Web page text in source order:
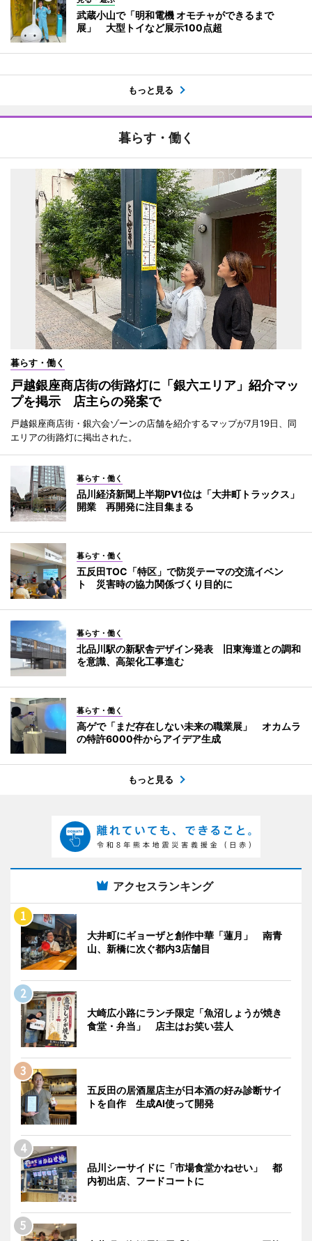
武蔵小山で「明和電機 オモチャができるまで
展」 大型トイなど展示100点超
もっと見る
暮らす・働く
暮らす・働く
戸越銀座商店街の街路灯に「銀六エリア」紹介マッ
プを掲示 店主らの発案で
戸越銀座商店街・銀六会ゾーンの店舗を紹介するマップが7月19日、同
エリアの街路灯に掲出された。
暮らす・働く
品川経済新聞上半期PV1位は「大井町トラックス」
開業 再開発に注目集まる
暮らす・働く
五反田TOC「特区」で防災テーマの交流イベン
ト 災害時の協力関係づくり目的に
暮らす・働く
北品川駅の新駅舎デザイン発表 旧東海道との調和
を意識、高架化工事進む
暮らす・働く
高ゲで「まだ存在しない未来の職業展」 オカムラ
の特許6000件からアイデア生成
もっと見る
アクセスランキング
大井町にギョーザと創作中華「蓮月」 南青
山、新橋に次ぐ都内3店舗目
大崎広小路にランチ限定「魚沼しょうが焼き
食堂・弁当」 店主はお笑い芸人
五反田の居酒屋店主が日本酒の好み診断サイ
トを自作 生成AI使って開発
品川シーサイドに「市場食堂かねせい」 都
内初出店、フードコートに